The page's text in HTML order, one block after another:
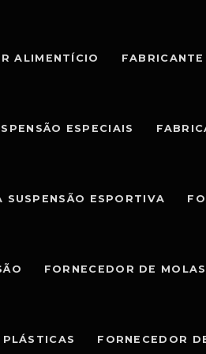
ALIMENTÍCIO
ESPECIAIS
SUSPENSÃO ESPORTIVA
FORNECEDOR DE
FORNECEDOR